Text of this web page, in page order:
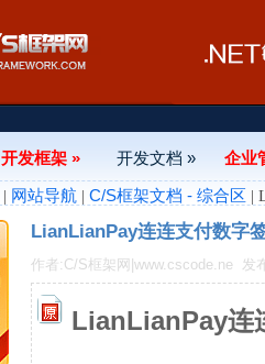
开发框架 » 开发文档 » 企业
| 网站导航 | C/S框架文档 - 综合区 |
LianLianPay连连支付数字
作者:C/S框架网|www.cscode.ne 发
LianLianPay连